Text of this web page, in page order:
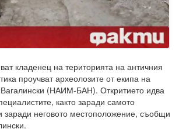
кладенец на територията на античния
проучват археолозите от екипа на
(НАИМ-БАН). Откритието идва
както заради самото
заради неговото местоположение, съобщи